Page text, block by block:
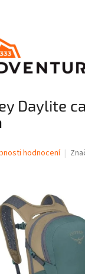
Daylite
hodnocení